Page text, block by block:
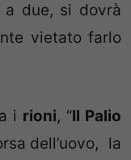
due, si dovrà
vietato farlo
i rioni, “Il Palio
dell’uovo, la